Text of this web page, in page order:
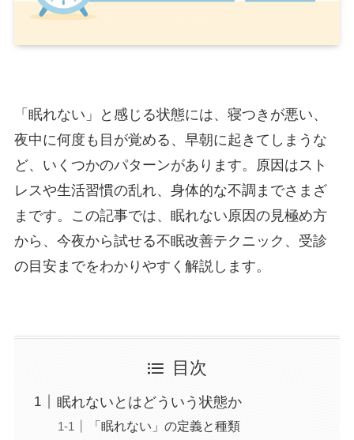
「眠れない」と感じる状態には、寝つきが悪い、
夜中に何度も目が覚める、早朝に起きてしまうな
ど、いくつかのパターンがあります。原因はスト
レスや生活習慣の乱れ、身体的な不調までさまざ
まです。この記事では、眠れない原因の見極め方
から、今夜から試せる不眠改善テクニック、受診
の目安までをわかりやすく解説します。
目次
眠れないとはどういう状態か
「眠れない」の定義と種類